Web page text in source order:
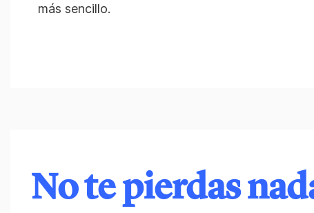
más sencillo.
No te pierdas